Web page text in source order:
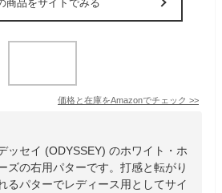
商品をサイトでみる
価格と在庫をAmazonでチェック >>
ッセイ (ODYSSEY) のホワイト・ホ
ズの右用パターです。打感と転がり
るパターでレディース用としてサイ